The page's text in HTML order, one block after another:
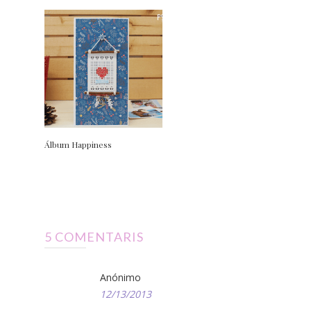
Álbum Happiness
5 COMENTARIS
Anónimo
12/13/2013